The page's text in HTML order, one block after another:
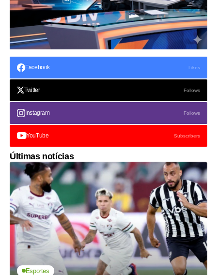
Facebook Likes
Twitter Follows
Instagram Follows
YouTube Subscribers
Últimas notícias
Esportes